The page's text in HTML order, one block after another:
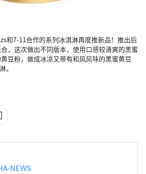
和7-11合作的系列冰淇淋再度推新品！推出后
，这次做出不同版本，使用口感较清爽的黑蜜
豆粉，做成冰凉又带有和风风味的黑蜜黄豆
。
NEWS